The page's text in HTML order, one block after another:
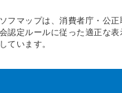
ソフマップは、消費者庁・公正
会認定ルールに従った適正な表
しています。